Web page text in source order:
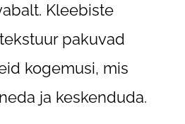
Kleebiste
pakuvad
kogemusi, mis
ja keskenduda.